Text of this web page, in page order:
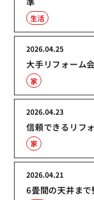
生活
大手リフォーム
2026.04.25
家
信頼できるリフ
2026.04.23
家
6畳間の天井ま
2026.04.21